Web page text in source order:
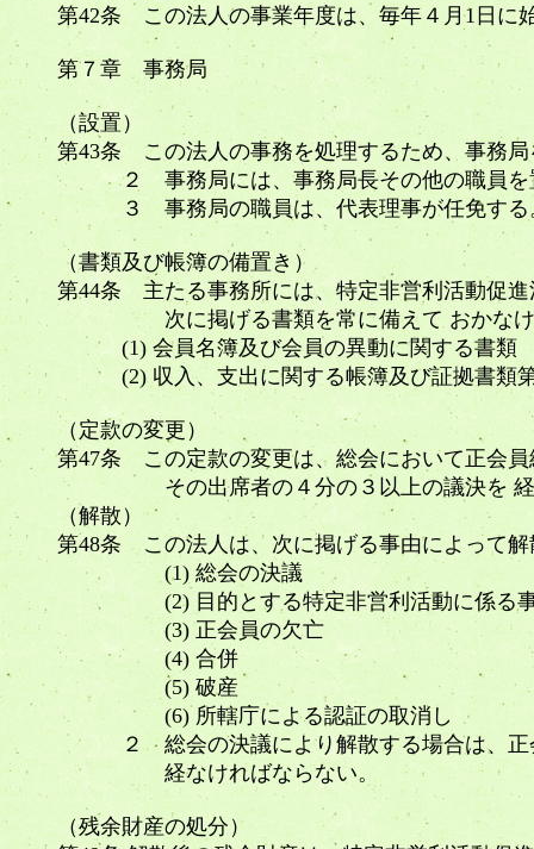
第42条 この法人の事業年度は、毎年４月1日に
第７章 事務局
（設置）
第43条 この法人の事務を処理するため、事務局
２ 事務局には、事務局長その他の職員を
３ 事務局の職員は、代表理事が任免す
（書類及び帳簿の備置き）
第44条 主たる事務所には、特定非営利活動促
次に掲げる書類を常に備えて おかなけ
(1) 会員名簿及び会員の異動に関する書
(2) 収入、支出に関する帳簿及び証拠書類
（定款の変更）
第47条 この定款の変更は、総会において正会
その出席者の４分の３以上の議決を 経
（解散）
第48条 この法人は、次に掲げる事由によって
(1) 総会の決議
(2) 目的とする特定非営利活動に係る
(3) 正会員の欠亡
(4) 合併
(5) 破産
(6) 所轄庁による認証の取消し
２ 総会の決議により解散する場合は、正会
経なければならない。
（残余財産の処分）